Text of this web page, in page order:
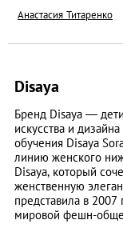
Анастасия Титаренко
Disaya
Бренд Disaya —
искусства и
обучения Disaya
линию женского
Disaya, который
женственную
представила в
мировой фешн-